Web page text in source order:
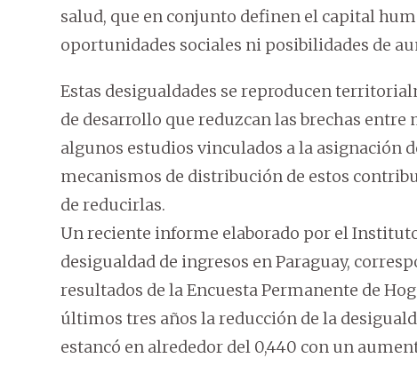
salud, que en conjunto definen el capital
oportunidades sociales ni posibilidades de
Estas desigualdades se reproducen
de desarrollo que reduzcan las brechas
algunos estudios vinculados a la asignación
mecanismos de distribución de estos
de reducirlas.
Un reciente informe elaborado por el
desigualdad de ingresos en Paraguay,
resultados de la Encuesta Permanente de
últimos tres años la reducción de la
estancó en alrededor del 0,440 con un